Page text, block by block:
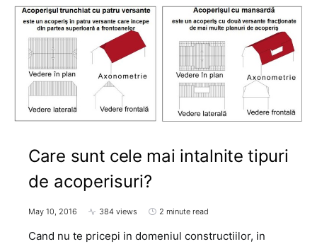
Care sunt cele mai intalnite tipuri
de acoperisuri?
May 10, 2016 384 views 2 minute read
Cand nu te pricepi in domeniul constructiilor, in